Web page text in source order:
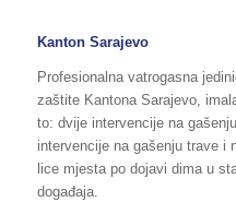
Kanton Sarajevo
Profesionalna vatrogasna
zaštite Kantona Sarajevo,
to: dvije intervencije na
intervencije na gašenju trave i
lice mjesta po dojavi dima u
događaja.